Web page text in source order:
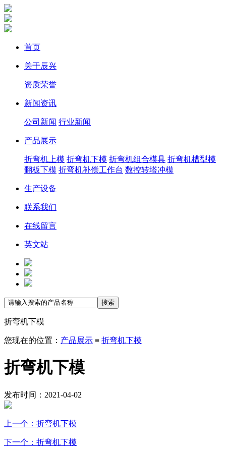
首页
关于辰兴
资质荣誉
新闻资讯
公司新闻 行业新闻
产品展示
折弯机上模 折弯机下模 折弯机组合模具 折弯机槽型模
翻板下模 折弯机补偿工作台 数控转塔冲模
生产设备
联系我们
在线留言
英文站
折弯机下模
您现在的位置： 产品展示 ≡ 折弯机下模
折弯机下模
发布时间：2021-04-02
上一个：折弯机下模
下一个：折弯机下模